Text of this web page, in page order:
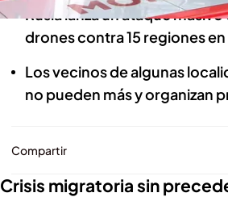
Rusia lanza un ataque
drones contra 15 regiones
Los vecinos de algunas
no pueden más y organizan
Compartir
Crisis migratoria sin